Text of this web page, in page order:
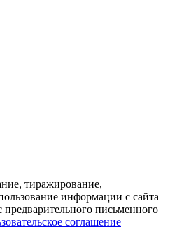
тиражирование,
информации с сайта
письменного
соглашение